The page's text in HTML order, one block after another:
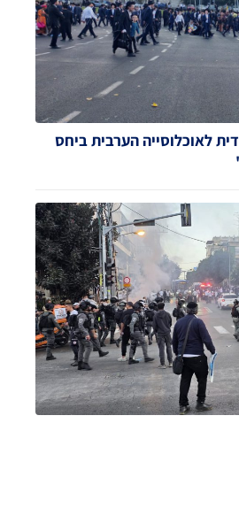
לאוכלוסייה הערבית ביחס